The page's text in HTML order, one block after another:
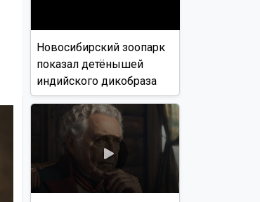
Новосибирский зоопарк
показал детёнышей
индийского дикобраза